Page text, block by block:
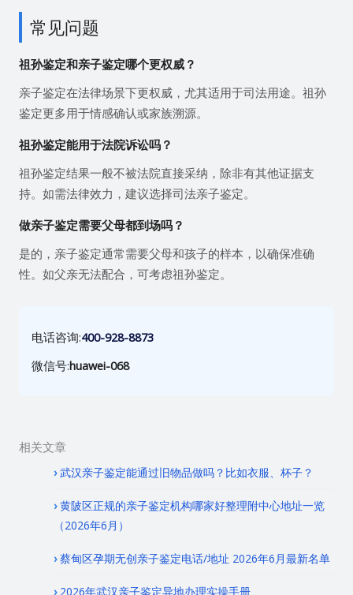
常见问题
祖孙鉴定和亲子鉴定哪个更权威？
亲子鉴定在法律场景下更权威，尤其适用于司法用途。祖孙
鉴定更多用于情感确认或家族溯源。
祖孙鉴定能用于法院诉讼吗？
祖孙鉴定结果一般不被法院直接采纳，除非有其他证据支
持。如需法律效力，建议选择司法亲子鉴定。
做亲子鉴定需要父母都到场吗？
是的，亲子鉴定通常需要父母和孩子的样本，以确保准确
性。如父亲无法配合，可考虑祖孙鉴定。
电话咨询:400-928-8873
微信号:huawei-068
相关文章
武汉亲子鉴定能通过旧物品做吗？比如衣服、杯子？
黄陂区正规的亲子鉴定机构哪家好整理附中心地址一览
（2026年6月）
蔡甸区孕期无创亲子鉴定电话/地址 2026年6月最新名单
2026年武汉亲子鉴定异地办理实操手册